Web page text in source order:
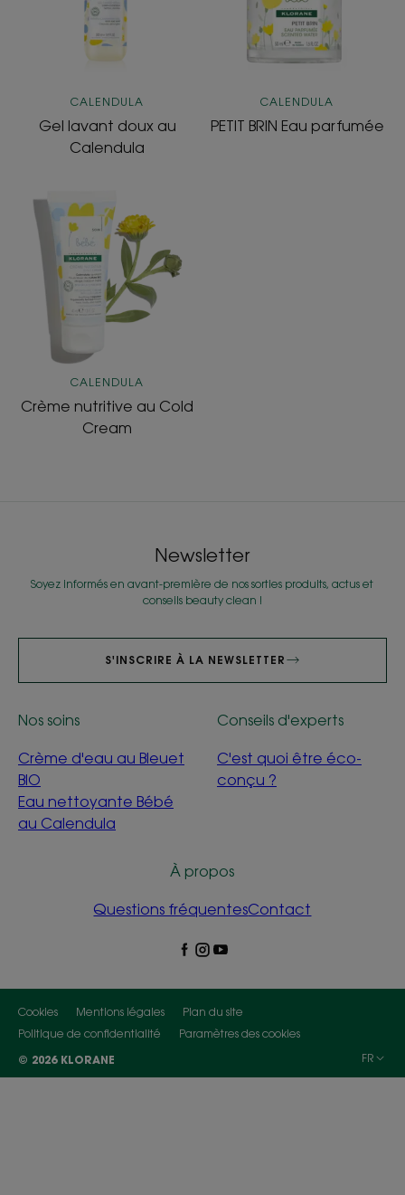
CALENDULA
Gel lavant doux au
Calendula
CALENDULA
PETIT BRIN Eau parfumée
nutritive
au
Cold
Cream
CALENDULA
Crème nutritive au Cold
Cream
Newsletter
Soyez informés en avant-première de nos sorties produits, actus et
conseils beauty clean !
S'INSCRIRE À LA NEWSLETTER
Nos soins
Crème d'eau au Bleuet
BIO
Eau nettoyante Bébé
au Calendula
Conseils d'experts
C'est quoi être éco-
conçu ?
À propos
Questions fréquentesContact
Cookies Mentions légales
Plan du site
Politique de confidentialité
Paramètres des cookies
© 2026 KLORANE
FR